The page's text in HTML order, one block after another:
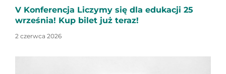
V Konferencja Liczymy się dla edukacji 25
września! Kup bilet już teraz!
2 czerwca 2026